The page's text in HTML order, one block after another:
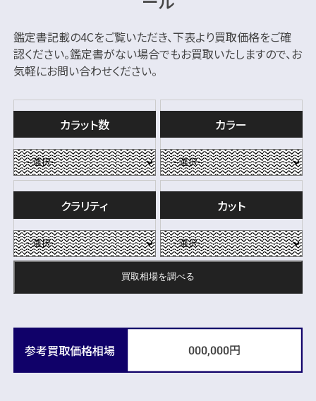
鑑定書記載の4Cをご覧いただき、下表より買取価格をご確
認ください。鑑定書がない場合でもお買取いたしますので、お
気軽にお問い合わせください。
カラット数 カラー
クラリティ カット
買取相場を調べる
参考買取価格相場 000,000円